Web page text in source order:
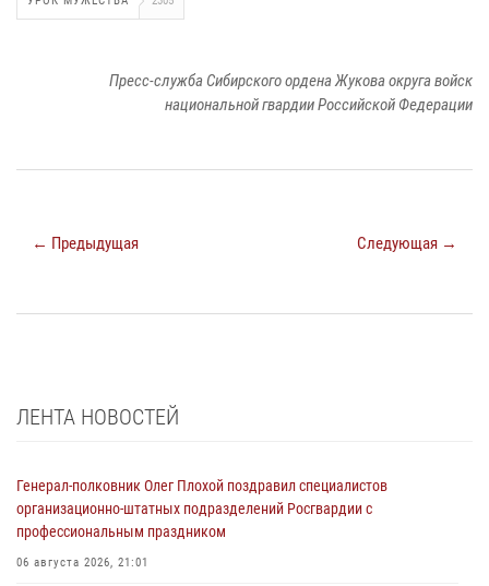
Пресс-служба Сибирского ордена Жукова округа войск
национальной гвардии Российской Федерации
← Предыдущая Следующая →
ЛЕНТА НОВОСТЕЙ
Генерал-полковник Олег Плохой поздравил специалистов
организационно-штатных подразделений Росгвардии с
профессиональным праздником
06 августа 2026, 21:01